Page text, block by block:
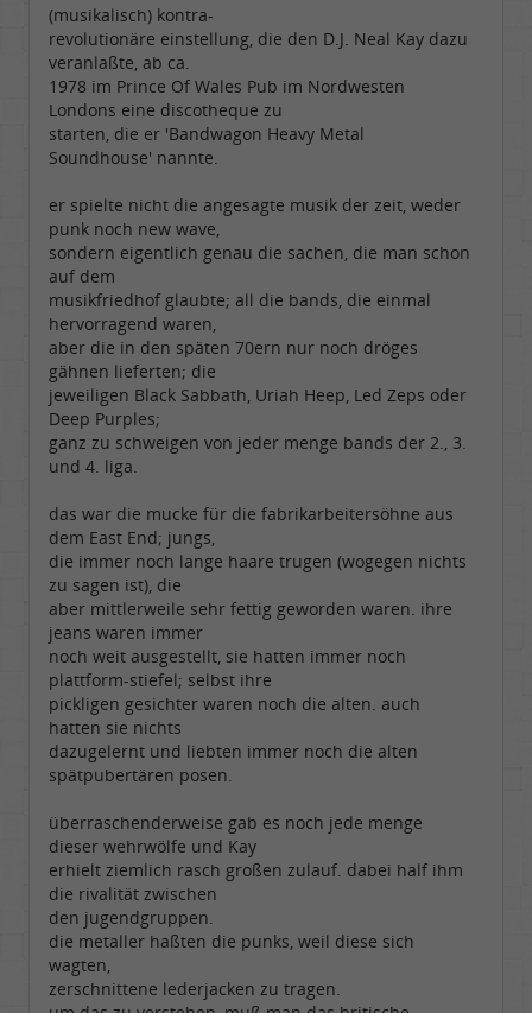
(musikalisch) kontra-
revolutionäre einstellung, die den D.J. Neal Kay dazu
veranlaßte, ab ca.
1978 im Prince Of Wales Pub im Nordwesten
Londons eine discotheque zu
starten, die er 'Bandwagon Heavy Metal
Soundhouse' nannte.
er spielte nicht die angesagte musik der zeit, weder
punk noch new wave,
sondern eigentlich genau die sachen, die man schon
auf dem
musikfriedhof glaubte; all die bands, die einmal
hervorragend waren,
aber die in den späten 70ern nur noch dröges
gähnen lieferten; die
jeweiligen Black Sabbath, Uriah Heep, Led Zeps oder
Deep Purples;
ganz zu schweigen von jeder menge bands der 2., 3.
und 4. liga.
das war die mucke für die fabrikarbeitersöhne aus
dem East End; jungs,
die immer noch lange haare trugen (wogegen nichts
zu sagen ist), die
aber mittlerweile sehr fettig geworden waren. ihre
jeans waren immer
noch weit ausgestellt, sie hatten immer noch
plattform-stiefel; selbst ihre
pickligen gesichter waren noch die alten. auch
hatten sie nichts
dazugelernt und liebten immer noch die alten
spätpubertären posen.
überraschenderweise gab es noch jede menge
dieser wehrwölfe und Kay
erhielt ziemlich rasch großen zulauf. dabei half ihm
die rivalität zwischen
den jugendgruppen.
die metaller haßten die punks, weil diese sich
wagten,
zerschnittene lederjacken zu tragen.